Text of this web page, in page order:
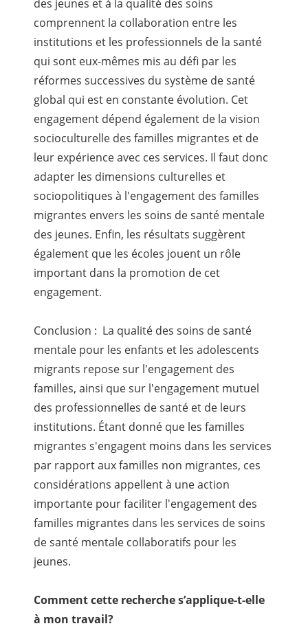
des jeunes et à la qualité des soins
comprennent la collaboration entre les
institutions et les professionnels de la santé
qui sont eux-mêmes mis au défi par les
réformes successives du système de santé
global qui est en constante évolution. Cet
engagement dépend également de la vision
socioculturelle des familles migrantes et de
leur expérience avec ces services. Il faut donc
adapter les dimensions culturelles et
sociopolitiques à l'engagement des familles
migrantes envers les soins de santé mentale
des jeunes. Enfin, les résultats suggèrent
également que les écoles jouent un rôle
important dans la promotion de cet
engagement.
Conclusion : La qualité des soins de santé
mentale pour les enfants et les adolescents
migrants repose sur l'engagement des
familles, ainsi que sur l'engagement mutuel
des professionnelles de santé et de leurs
institutions. Étant donné que les familles
migrantes s'engagent moins dans les services
par rapport aux familles non migrantes, ces
considérations appellent à une action
importante pour faciliter l'engagement des
familles migrantes dans les services de soins
de santé mentale collaboratifs pour les
jeunes.
Comment cette recherche s’applique-t-elle
à mon travail?